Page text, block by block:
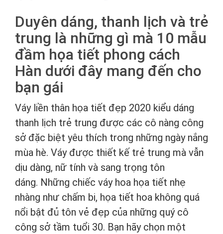
Duyên dáng, thanh lịch và trẻ
trung là những gì mà 10 mẫu
đầm họa tiết phong cách
Hàn dưới đây mang đến cho
bạn gái
Váy liền thân họa tiết đẹp 2020 kiểu dáng
thanh lịch trẻ trung được các cô nàng công
sở đặc biệt yêu thích trong những ngày nắng
mùa hè. Váy được thiết kế trẻ trung mà vẫn
dịu dàng, nữ tính và sang trọng tôn
dáng. Những chiếc váy hoa họa tiết nhẹ
nhàng như chấm bi, họa tiết hoa không quá
nổi bật đủ tôn vẻ đẹp của những quý cô
công sở tầm tuổi 30. Bạn hãy chọn một